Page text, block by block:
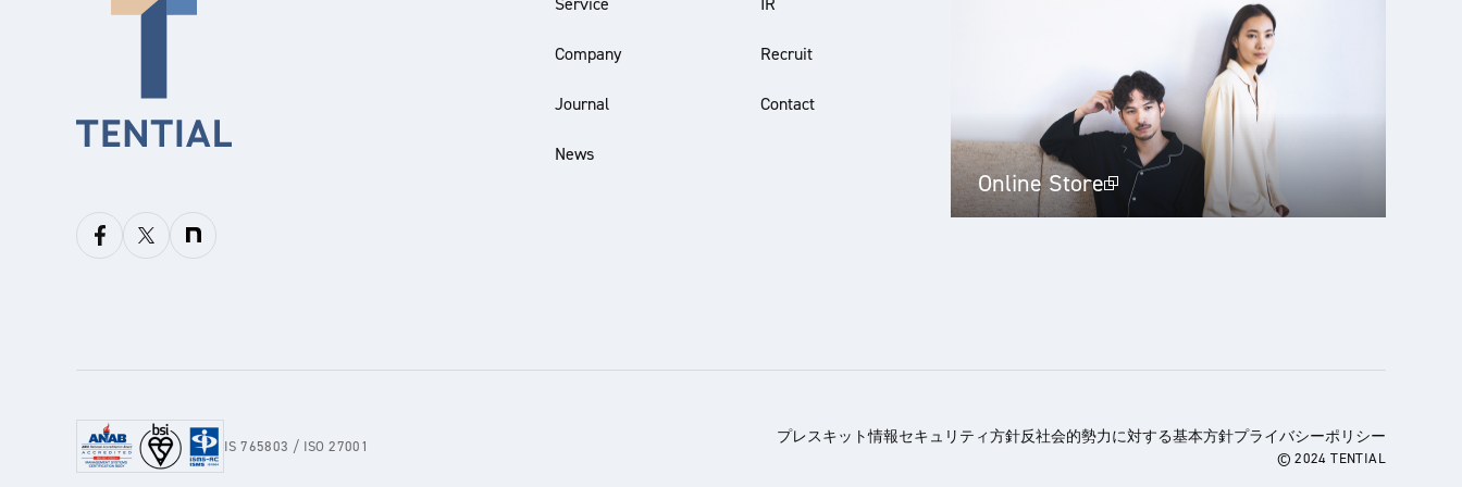
Company
Journal
News
Recruit
Contact
Online Store
IS 765803 / ISO 27001
プレスキット情報セキュリティ方針反社会的勢力に対する基本方針プライバシーポリシー
© 2024 TENTIAL